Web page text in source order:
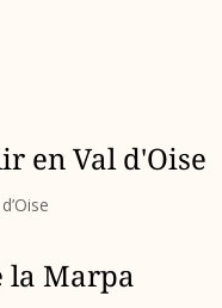
en Val d'Oise
la Marpa